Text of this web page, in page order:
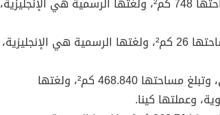
– توفالو، وعاصمتها فونا فوتي، وتبلغ مساحتها 26 كم²، ولغتها الرسمية هي الإنجليزية،
– بابوا نيو غينيا، وعاصمتها بورت موريسبي، وتبلغ مساحتها 468.840 كم²، ولغتها
وعملتها كينا.